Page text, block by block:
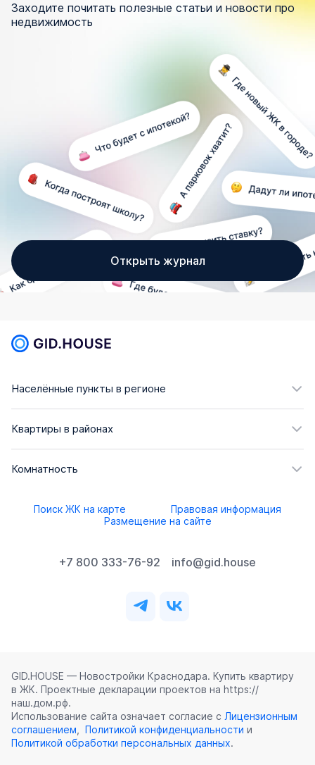
Заходите почитать полезные статьи и новости про
недвижимость
Открыть журнал
Населённые пункты в регионе
Квартиры в районах
Комнатность
Поиск ЖК на карте
Правовая информация
Размещение на сайте
+7 800 333-76-92 info@gid.house
GID.HOUSE — Новостройки Краснодара. Купить квартиру
в ЖК. Проектные декларации проектов на https://
наш.дом.рф.
Использование сайта означает согласие с Лицензионным
соглашением
Политикой конфиденциальности и
Политикой обработки персональных данных.